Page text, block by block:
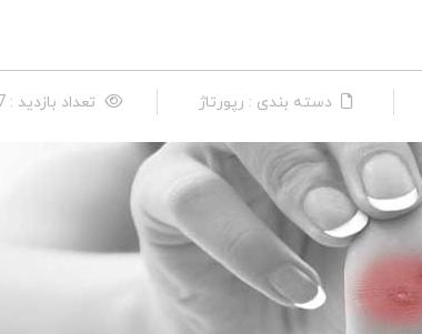
دسته بندی : رپورتاژ تعداد بازدید : 747 نفر